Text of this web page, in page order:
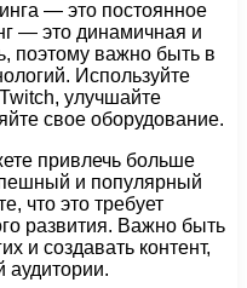
— это постоянное
— это динамичная и
поэтому важно быть в
Используйте
улучшайте
свое оборудование.
привлечь больше
и популярный
что это требует
развития. Важно быть
и создавать контент,
аудитории.